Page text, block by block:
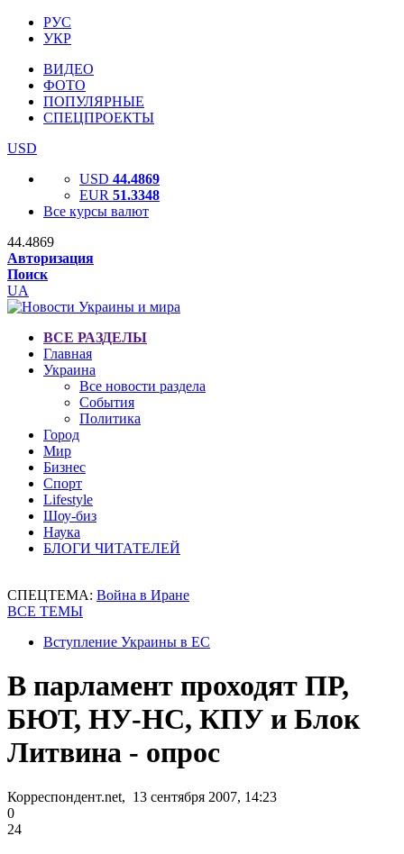
РУС
УКР
ВИДЕО
ФОТО
ПОПУЛЯРНЫЕ
СПЕЦПРОЕКТЫ
USD
USD 44.4869
EUR 51.3348
Все курсы валют
44.4869
Авторизация
Поиск
UA
ВСЕ РАЗДЕЛЫ
Главная
Украина
Все новости раздела
События
Политика
Город
Мир
Бизнес
Спорт
Lifestyle
Шоу-биз
Наука
БЛОГИ ЧИТАТЕЛЕЙ
СПЕЦТЕМА: Война в Иране
ВСЕ ТЕМЫ
Вступление Украины в ЕС
В парламент проходят ПР,
БЮТ, НУ-НС, КПУ и Блок
Литвина - опрос
Корреспондент.net, 13 сентября 2007, 14:23
0
24